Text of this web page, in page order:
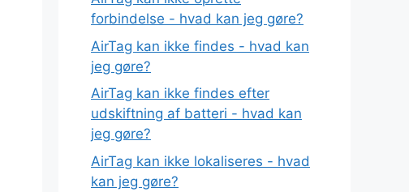
forbindelse - hvad kan jeg gøre?
AirTag kan ikke findes - hvad kan
jeg gøre?
AirTag kan ikke findes efter
udskiftning af batteri - hvad kan
jeg gøre?
AirTag kan ikke lokaliseres - hvad
kan jeg gøre?